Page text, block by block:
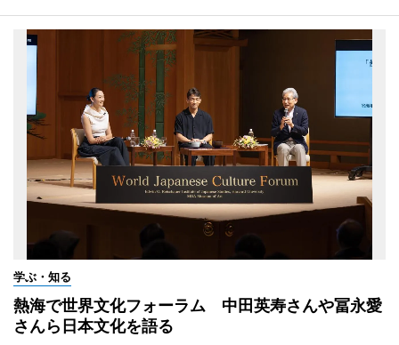
学ぶ・知る
熱海で世界文化フォーラム 中田英寿さんや冨永愛
さんら日本文化を語る